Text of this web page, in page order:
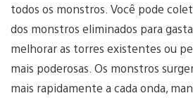
todos os monstros. Você pode
dos monstros eliminados para
melhorar as torres existentes ou
mais poderosas. Os monstros
mais rapidamente a cada onda,